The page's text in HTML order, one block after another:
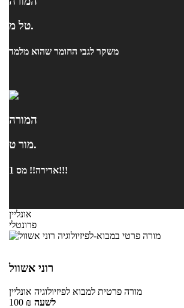
טל מ.
משקר לגבי החומר שהוא מלמד
המורה
מור ט.
אדירה!! מס 1!!!
אונליין
פרונטלי
רוני אשוול
מורה פרטית למבוא לפיזיולוגיה אונליין
100 ₪ לשעה